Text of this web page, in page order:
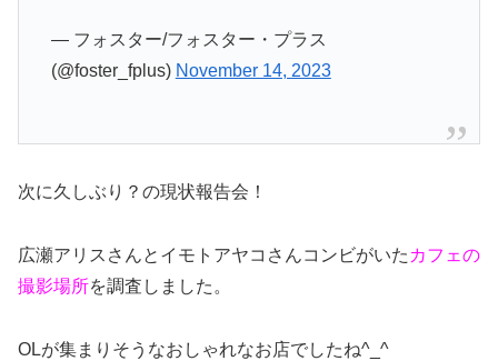
— フォスター/フォスター・プラス
(@foster_fplus) November 14, 2023
次に久しぶり？の現状報告会！
広瀬アリスさんとイモトアヤコさんコンビがいた カフェの
撮影場所を調査しました。
OLが集まりそうなおしゃれなお店でしたね^_^